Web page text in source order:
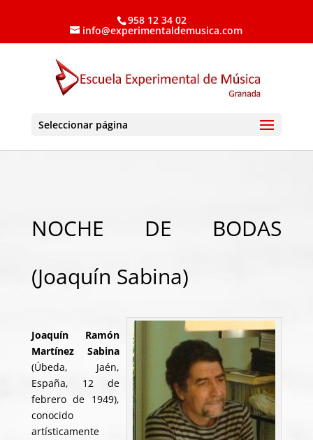
958 12 34 02
info@experimentaldemusica.com
Seleccionar página
NOCHE DE BODAS
(Joaquín Sabina)
Joaquín Ramón
Martínez Sabina
(Úbeda, Jaén,
España, 12 de
febrero de 1949),
conocido
artísticamente